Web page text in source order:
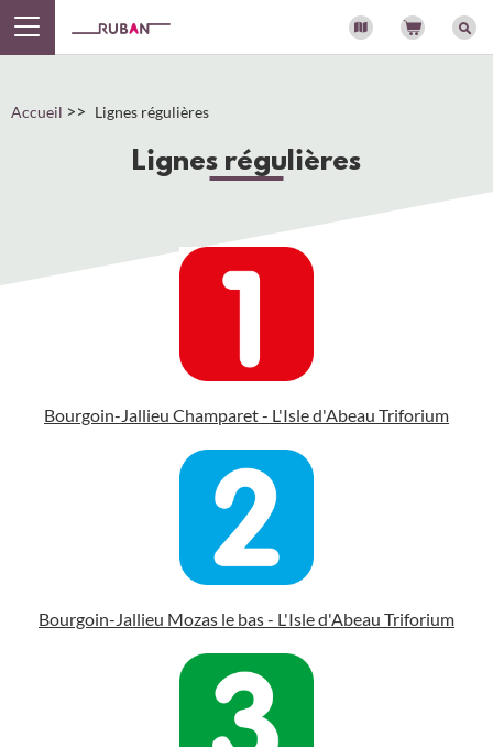
Accueil >> Lignes régulières
Lignes régulières
Bourgoin-Jallieu Champaret - L'Isle d'Abeau Triforium
Bourgoin-Jallieu Mozas le bas - L'Isle d'Abeau Triforium